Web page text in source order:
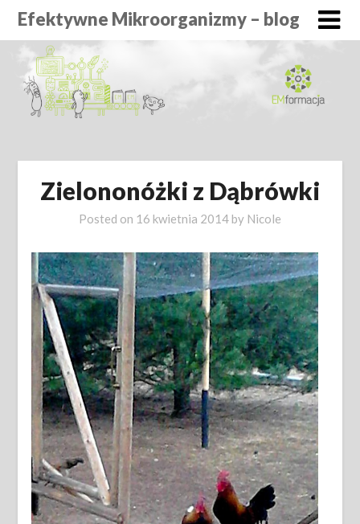
Efektywne Mikroorganizmy – blog
Zielononóżki z Dąbrówki
Posted on 16 kwietnia 2014 by Nicole